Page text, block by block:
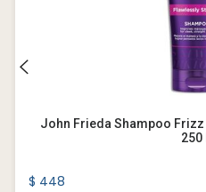
John Frieda Shampoo
250
$ 448